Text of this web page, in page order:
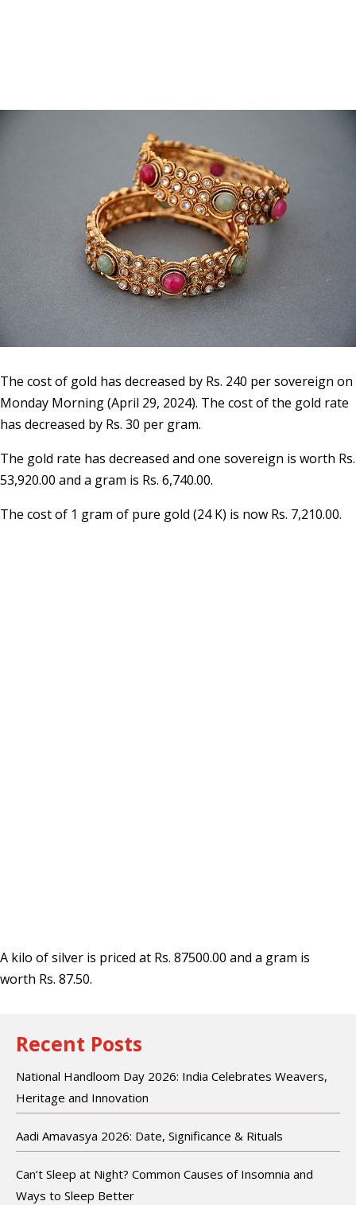
The cost of gold has decreased by Rs. 240 per sovereign on
Monday Morning (April 29, 2024). The cost of the gold rate
has decreased by Rs. 30 per gram.
The gold rate has decreased and one sovereign is worth Rs.
53,920.00 and a gram is Rs. 6,740.00.
The cost of 1 gram of pure gold (24 K) is now Rs. 7,210.00.
A kilo of silver is priced at Rs. 87500.00 and a gram is
worth Rs. 87.50.
Recent Posts
National Handloom Day 2026: India Celebrates Weavers,
Heritage and Innovation
Aadi Amavasya 2026: Date, Significance & Rituals
Can’t Sleep at Night? Common Causes of Insomnia and
Ways to Sleep Better